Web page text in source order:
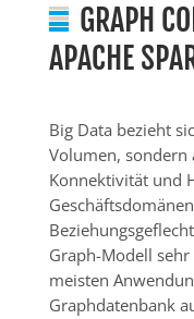
GRAPH
APACHE
Big Data bezieht
Volumen, sondern
Konnektivität und
Graph-Modell
meisten
Graphdatenbank